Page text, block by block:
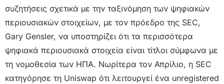
συζητήσεις σχετικά με την ταξινόμηση των ψηφιακών
περιουσιακών στοιχείων, με τον πρόεδρο της SEC,
Gary Gensler, να υποστηρίζει ότι τα περισσότερα
ψηφιακά περιουσιακά στοιχεία είναι τίτλοι σύμφωνα με
τη νομοθεσία των ΗΠΑ. Νωρίτερα τον Απρίλιο, η SEC
κατηγόρησε τη Uniswap ότι λειτουργεί ένα unregistered